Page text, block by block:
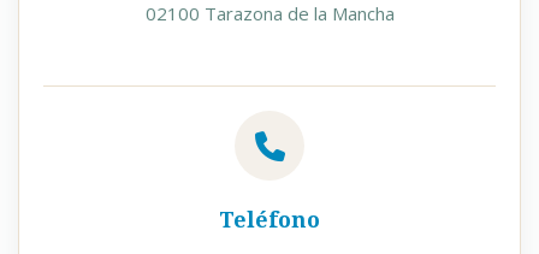
02100 Tarazona de la Mancha
Teléfono